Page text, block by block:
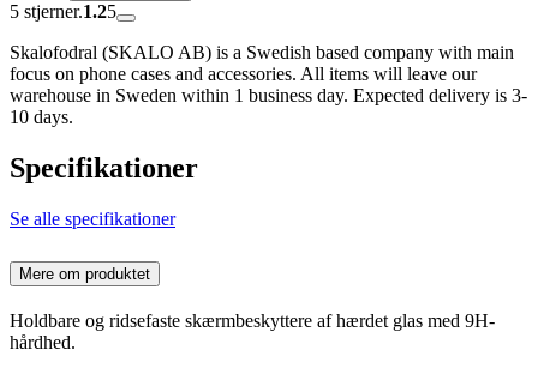
5 stjerner.1.25
Skalofodral (SKALO AB) is a Swedish based company with main
focus on phone cases and accessories. All items will leave our
warehouse in Sweden within 1 business day. Expected delivery is 3-
10 days.
Specifikationer
Se alle specifikationer
Mere om produktet
Holdbare og ridsefaste skærmbeskyttere af hærdet glas med 9H-
hårdhed.